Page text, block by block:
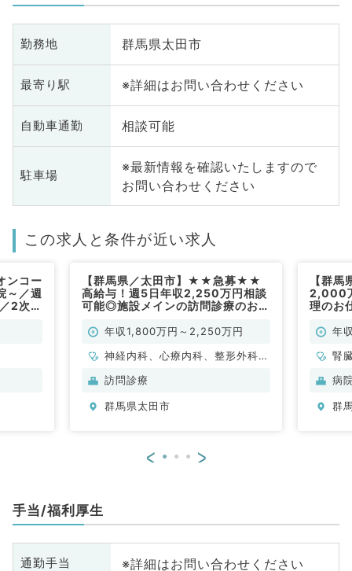
勤務地 群馬県太田市
最寄り駅 ※詳細はお問い合わせください
自動車通勤 相談可能
駐車場
※最新情報を確認いたしますので
お問い合わせください
この求人と条件が近い求人
ンコー
～／週
2次救
【群馬県／太田市】★★急募★★
高給与！週5日年収2,250万円相談
可能◎施設メインの訪問診療のお仕
系／常勤）
年収1,800万円～2,250万円
神経内科、心療内科、整形外科、
形成外科、美容外科、脳神経外
小児外科、泌尿器科、一般内科、
科、老年内科、外科系全般、一般
訪問診療
群馬県太田市
【群
2,000
理のお
年
腎
病
群
< >
手当/福利厚生
通勤手当 ※詳細はお問い合わせください